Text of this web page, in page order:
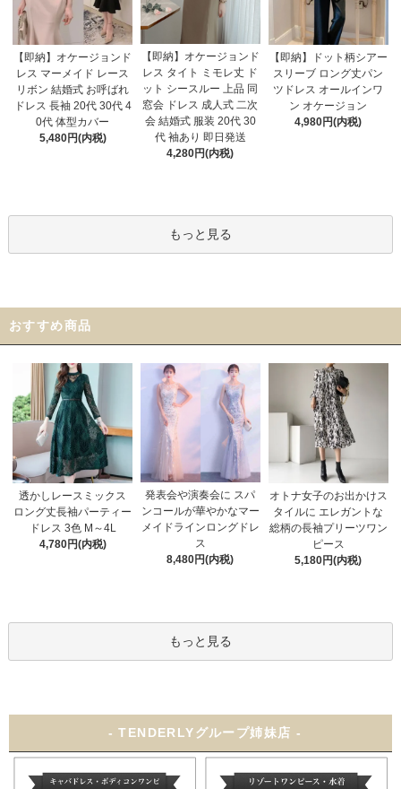
【即納】オケージョンド
レス マーメイド レース
リボン 結婚式 お呼ばれ
ドレス 長袖 20代 30代 4
0代 体型カバー
5,480円(内税)
【即納】オケージョンド
レス タイト ミモレ丈 ド
ット シースルー 上品 同
窓会 ドレス 成人式 二次
会 結婚式 服装 20代 30
代 袖あり 即日発送
4,280円(内税)
【即納】ドット柄シアー
スリーブ ロング丈パン
ツドレス オールインワ
ン オケージョン
4,980円(内税)
もっと見る
おすすめ商品
透かしレースミックス
ロング丈長袖パーティー
ドレス 3色 M～4L
4,780円(内税)
発表会や演奏会に スパ
ンコールが華やかなマー
メイドラインロングドレ
ス
8,480円(内税)
オトナ女子のお出かけス
タイルに エレガントな
総柄の長袖プリーツワン
ピース
5,180円(内税)
もっと見る
- TENDERLYグループ姉妹店 -